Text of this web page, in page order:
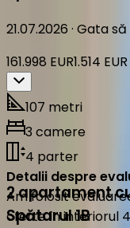
21.07.2026 · Gata
161.998 EUR1.514
107 metri
3 camere
4 parter
Detalii despre
Am folosit
oferte în interiorul
2 apartament
Spătarul 1B